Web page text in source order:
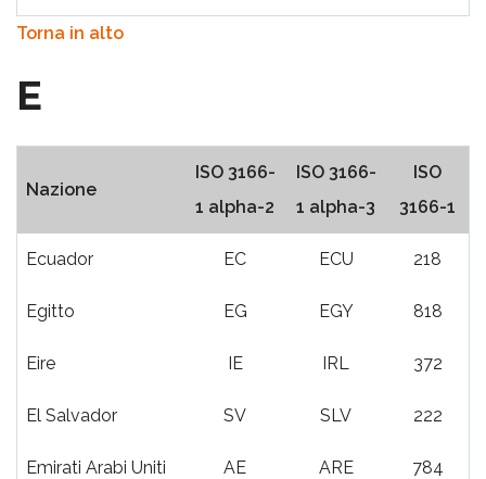
Torna in alto
E
Nazione
ISO 3166-
1 alpha-2
ISO 3166-
1 alpha-3
ISO
3166-1
Ecuador EC ECU 218
Egitto EG EGY 818
Eire IE IRL 372
El Salvador SV SLV 222
Emirati Arabi Uniti AE ARE 784